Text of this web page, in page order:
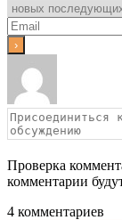
Проверка
комментарии
4 комментариев